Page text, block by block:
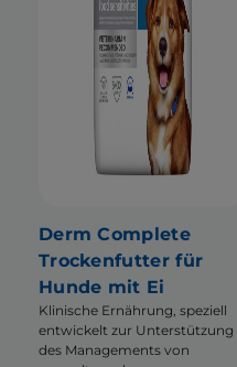
Derm Complete
Trockenfutter für
Hunde mit Ei
Klinische Ernährung, speziell
entwickelt zur Unterstützung
des Managements von